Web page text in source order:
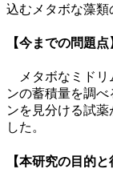
込むメタボな藻類
【今までの問題点
メタボなミドリ
ンの蓄積量を調
ンを見分ける試
した。
【本研究の目的